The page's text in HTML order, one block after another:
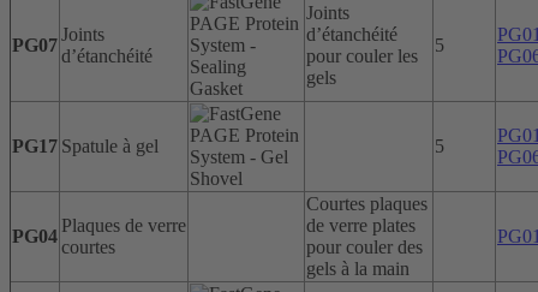
PG07
Joints
d’étanchéité
Joints
d’étanchéité
pour couler les
gels
5
PG17 Spatule à gel 5
PG04
Plaques de verre
courtes
Courtes plaques
de verre plates
pour couler des
gels à la main